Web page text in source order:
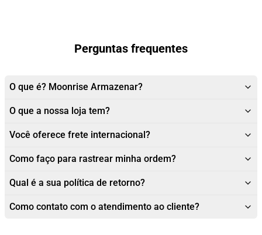
Perguntas frequentes
O que é? Moonrise Armazenar?
O que a nossa loja tem?
Você oferece frete internacional?
Como faço para rastrear minha ordem?
Qual é a sua política de retorno?
Como contato com o atendimento ao cliente?